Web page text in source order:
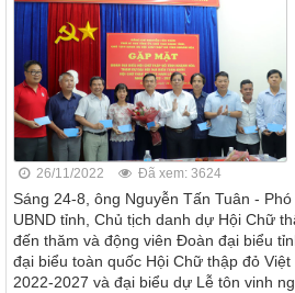
26/11/2022 Đã xem: 3624
Sáng 24-8, ông Nguyễn Tấn Tuân -
UBND tỉnh, Chủ tịch danh dự Hội Chữ
đến thăm và động viên Đoàn đại biểu
đại biểu toàn quốc Hội Chữ thập đỏ
2022-2027 và đại biểu dự Lễ tôn vinh